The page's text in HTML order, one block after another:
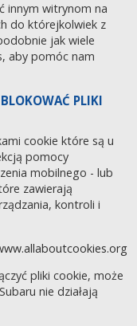
innym witrynom na
do którejkolwiek z
jak wiele
aby pomóc nam
PLIKI
cookie które są u
pomocy
mobilnego - lub
zawierają
kontroli i
pliki cookie, może
nie działają